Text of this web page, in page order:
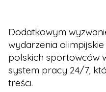
Dodatkowym
wydarzenia
polskich sportowców
system pracy 24/7,
treści.